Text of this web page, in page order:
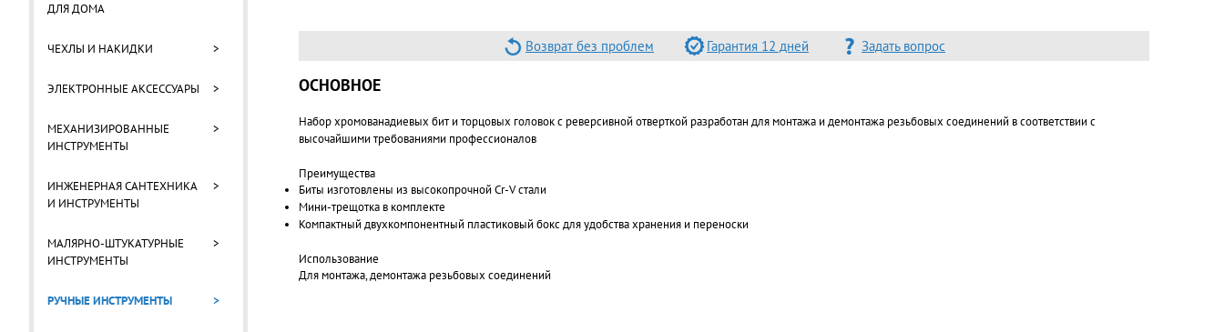
ДЛЯ ДОМА
ЧЕХЛЫ И НАКИДКИ >
ЭЛЕКТРОННЫЕ АКСЕССУАРЫ >
МЕХАНИЗИРОВАННЫЕ
ИНСТРУМЕНТЫ
>
ИНЖЕНЕРНАЯ САНТЕХНИКА
И ИНСТРУМЕНТЫ
>
МАЛЯРНО-ШТУКАТУРНЫЕ
ИНСТРУМЕНТЫ
>
РУЧНЫЕ ИНСТРУМЕНТЫ >
Возврат без проблем Гарантия 12 дней Задать вопрос
ОСНОВНОЕ
Набор хромованадиевых бит и торцовых головок с реверсивной отверткой разработан для монтажа и демонтажа резьбовых соединений в соответствии с
высочайшими требованиями профессионалов
Преимущества
Биты изготовлены из высокопрочной Cr-V стали
Мини-трещотка в комплекте
Компактный двухкомпонентный пластиковый бокс для удобства хранения и переноски
Использование
Для монтажа, демонтажа резьбовых соединений